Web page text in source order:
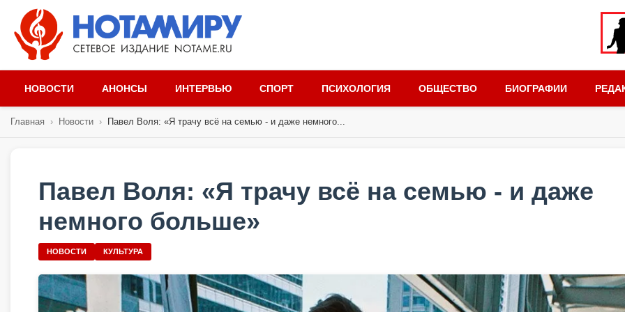
НОВОСТИ АНОНСЫ ИНТЕРВЬЮ СПОРТ ПСИХОЛОГИЯ ОБЩЕСТВО БИОГРАФИИ
Главная › Новости › Павел Воля: «Я трачу всё на семью - и даже немного...
Павел Воля: «Я трачу всё на семью - и даже
немного больше»
НОВОСТИ КУЛЬТУРА